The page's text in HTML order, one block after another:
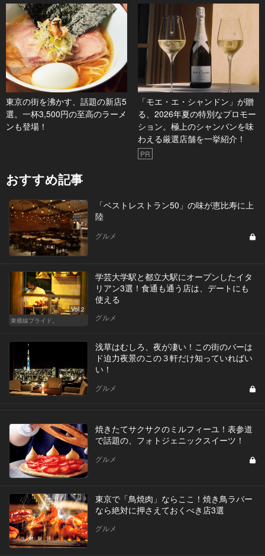
東京の街を沸かす、話題の新店5
選。一杯3,500円の至高のラーメ
ンも登場！
「モエ・エ・シャンドン」が贈
る、2026年夏の特別なプロモー
ション。極上のシャンパンを味
わえる厳選店舗を一挙紹介！
PR
おすすめ記事
「ベストレストラン50」の味が恵比寿に上
陸
グルメ
Vol.2
東横線プライド。
学芸大学駅と都立大駅にオープンしたイタ
リアン3選！食通も通う店は、デートにも
使える
グルメ
浅草はむしろ、夜が凄い！この街のバーは
ド迫力夜景のこの３軒だけ知っていればい
い！
グルメ
焼きたてサクサクのミルフィーユ！表参道
で話題の、フォトジェニックスイーツ！
グルメ
東京で「鳥焼肉」ならここ！焼き鳥ラバー
なら絶対に押さえておくべき店3選
グルメ